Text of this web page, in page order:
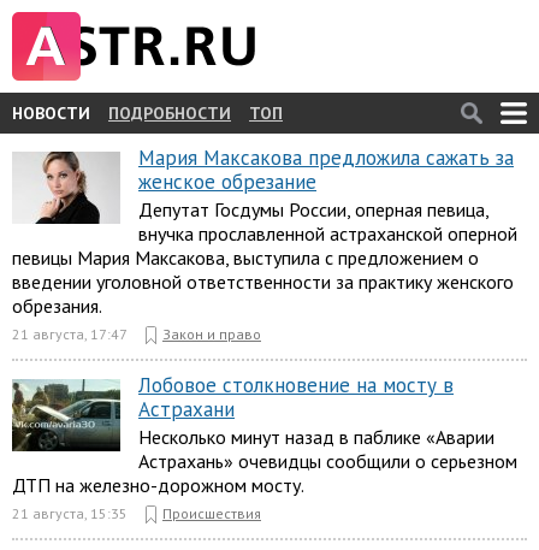
НОВОСТИ ПОДРОБНОСТИ ТОП
Мария Максакова предложила сажать за
женское обрезание
Депутат Госдумы России, оперная певица,
внучка прославленной астраханской оперной
певицы Мария Максакова, выступила с предложением о
введении уголовной ответственности за практику женского
обрезания.
21 августа, 17:47 Закон и право
Лобовое столкновение на мосту в
Астрахани
Несколько минут назад в паблике «Аварии
Астрахань» очевидцы сообщили о серьезном
ДТП на железно-дорожном мосту.
21 августа, 15:35 Происшествия